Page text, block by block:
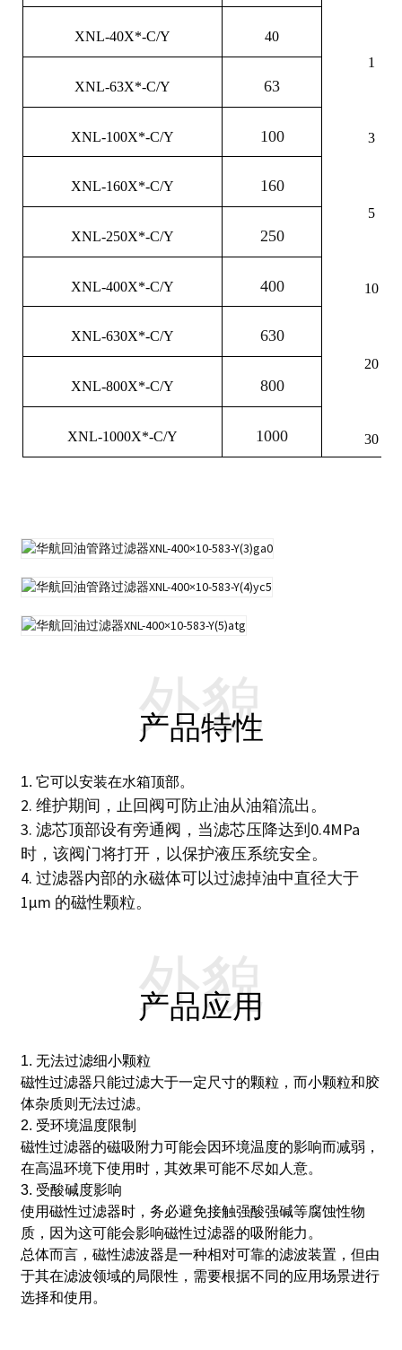
1
3
5
10
20
30
XNL-40X*-C/Y 40
XNL-63X*-C/Y 63
XNL-100X*-C/Y 100
XNL-160X*-C/Y 160
XNL-250X*-C/Y 250
XNL-400X*-C/Y 400
XNL-630X*-C/Y 630
XNL-800X*-C/Y 800
XNL-1000X*-C/Y 1000
产品特性
外貌
1. 它可以安装在水箱顶部。
2. 维护期间，止回阀可防止油从油箱流出。
3. 滤芯顶部设有旁通阀，当滤芯压降达到0.4MPa
时，该阀门将打开，以保护液压系统安全。
4. 过滤器内部的永磁体可以过滤掉油中直径大于
1μm 的磁性颗粒。
产品应用
外貌
1. 无法过滤细小颗粒
磁性过滤器只能过滤大于一定尺寸的颗粒，而小颗粒和胶
体杂质则无法过滤。
2. 受环境温度限制
磁性过滤器的磁吸附力可能会因环境温度的影响而减弱，
在高温环境下使用时，其效果可能不尽如人意。
3. 受酸碱度影响
使用磁性过滤器时，务必避免接触强酸强碱等腐蚀性物
质，因为这可能会影响磁性过滤器的吸附能力。
总体而言，磁性滤波器是一种相对可靠的滤波装置，但由
于其在滤波领域的局限性，需要根据不同的应用场景进行
选择和使用。